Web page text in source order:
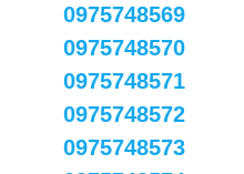
0975748569
0975748570
0975748571
0975748572
0975748573